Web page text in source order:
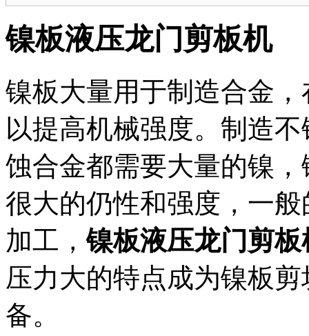
镍板液压龙门剪板机
镍板大量用于制造合金
以提高机械强度。制造
蚀合金都需要大量的镍
很大的仍性和强度，一
加工，镍板液压龙门剪板
压力大的特点成为镍板
备。